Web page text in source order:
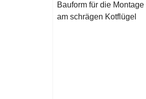
Bauform für die Montage
am schrägen Kotflügel